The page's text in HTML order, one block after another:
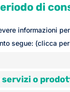
di
informazioni
segue: (clicca
servizi o